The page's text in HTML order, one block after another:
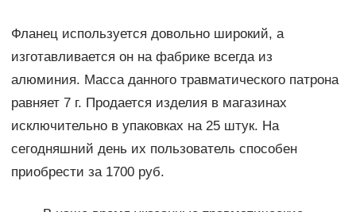
Фланец используется довольно широкий, а
изготавливается он на фабрике всегда из
алюминия. Масса данного травматического патрона
равняет 7 г. Продается изделия в магазинах
исключительно в упаковках на 25 штук. На
сегодняшний день их пользователь способен
приобрести за 1700 руб.